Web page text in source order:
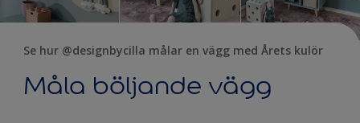
Se hur @designbycilla målar en vägg med Årets kulör
Måla böljande vägg